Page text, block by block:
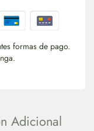
formas de pago.
Adicional